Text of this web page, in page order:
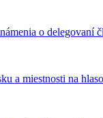
o delegovaní
a miestnosti na